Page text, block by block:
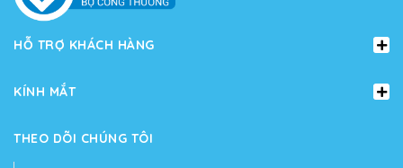
HỖ TRỢ KHÁCH HÀNG
KÍNH MẮT
THEO DÕI CHÚNG TÔI